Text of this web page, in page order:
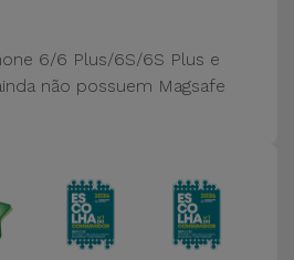
6/6 Plus/6S/6S Plus e
não possuem Magsafe